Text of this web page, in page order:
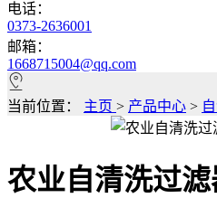
电话：
0373-2636001
邮箱：
1668715004@qq.com
当前位置： 主页 > 产品中心 >
农业自清洗过滤